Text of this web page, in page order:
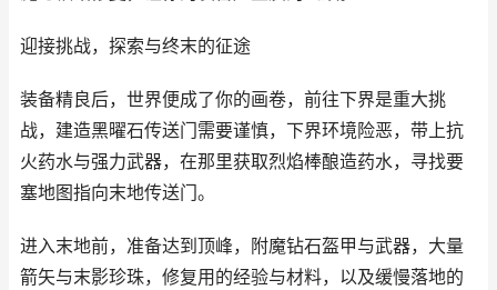
迎接挑战，探索与终末的征途
装备精良后，世界便成了你的画卷，前往下界是重大挑
战，建造黑曜石传送门需要谨慎，下界环境险恶，带上抗
火药水与强力武器，在那里获取烈焰棒酿造药水，寻找要
塞地图指向末地传送门。
进入末地前，准备达到顶峰，附魔钻石盔甲与武器，大量
箭矢与末影珍珠，修复用的经验与材料，以及缓慢落地的